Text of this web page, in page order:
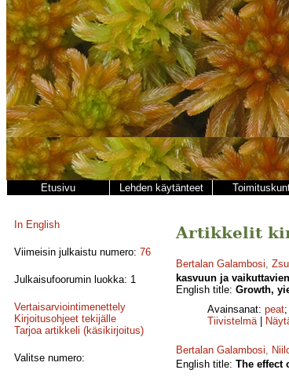
Etusivu Lehden käytänteet
In English
Viimeisin julkaistu numero: 76
Julkaisufoorumin luokka: 1
Vertaisarviointimenettely
Kirjoitusohjeet tekijälle
Tarjoa artikkeli (käsikirjoitus)
Valitse numero:
Artikkelit
Bertalan Galambosi,
kasvuun ja
English title: Growth,
Avainsanat: peat;
Tiivistelmä|
Bertalan Galambosi,
English title: The effect